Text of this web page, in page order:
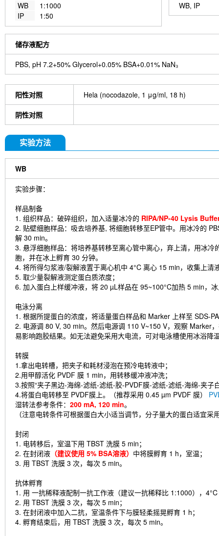
WB
1:1000
IP
1:50
WB, IP
储存液配方
PBS, pH 7.2+50% Glycerol+0.05% BSA+0.01% NaN₃
阳性对照 Hela (nocodazole, 1 μg/ml, 18 h)
阴性对照
实验方法
WB
实验步骤：
样品制备
1. 组织样品：破碎组织，加入适量冰冷的 RIPA/NP-40 Lysis
2. 贴壁细胞样品：吸去培养基, 将细胞转移至EP管中。用冰冷的
解 30 min。
3. 悬浮细胞样品：将培养基转移至离心管中离心，弃上清，用冰
胞，并在冰上孵育 30 分钟。
4. 将所得匀浆液/裂解液置于离心机中 4°C 离心 15 min，收集上清
5. 取少量裂解液测定蛋白质浓度；
6. 加入蛋白上样缓冲液，将 20 µL样品在 95~100°C加热 5 min，
电泳分离
1. 根据所提蛋白的浓度，将适量蛋白样品和 Marker 上样至 SDS-
2. 电源调 80 V, 30 min。然后电源调 110 V~150 V，观察 Marker
易影响跑胶结果。如无法避免采用大电流，可对电泳槽使用冰浴降
转膜
1.拿出电转槽，把夹子和耗材浸泡在预冷电转液中；
2.用甲醇活化 PVDF 膜 1 min，用转移缓冲液冲洗；
3.按照“夹子黑边-海绵-滤纸-滤纸-胶-PVDF膜-滤纸-滤纸-海绵-夹子
4.将蛋白电转移至 PVDF膜上。（推荐采用 0.45 µm PVDF 膜）
湿转法参考条件： 200 mA, 120 min。
（注意电转条件可根据蛋白大小适当调节，分子量大的蛋白适宜
封闭
1. 电转移后，室温下用 TBST 洗膜 5 min；
2. 在封闭液 （建议使用 5% BSA溶液） 中将膜孵育 1 h，室温；
3. 用 TBST 洗膜 3 次，每次 5 min。
抗体孵育
1. 用 一抗稀释液配制一抗工作液（建议一抗稀释比 1:1000），
2. 用 TBST 洗膜 3 次，每次 5 min；
3. 在封闭液中加入二抗，室温条件下与膜轻柔摇晃孵育 1 h；
4. 孵育结束后，用 TBST 洗膜 3 次，每次 5 min。